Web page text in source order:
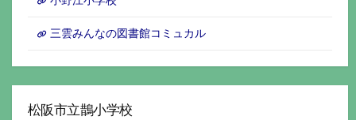
三雲みんなの図書館コミュカル
松阪市立鵲小学校